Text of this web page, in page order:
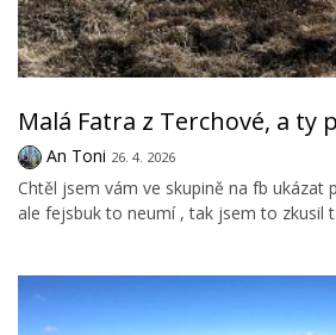
Malá Fatra z Terchové, a ty
An Toni 26. 4. 2026
Chtěl jsem vám ve skupině na fb ukázat
ale fejsbuk to neumí , tak jsem to zkusil